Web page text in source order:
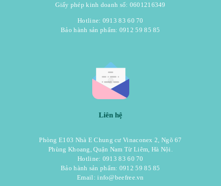
Giấy phép kinh doanh số: 0601216349
Hotline: 0913 83 60 70
Bảo hành sản phẩm: 0912 59 85 85
Liên hệ
Phòng E103 Nhà E Chung cư Vinaconex 2, Ngõ 67
Phùng Khoang, Quận Nam Từ Liêm, Hà Nội.
Hotline: 0913 83 60 70
Bảo hành sản phẩm: 0912 59 85 85
Email:info@beefree.vn